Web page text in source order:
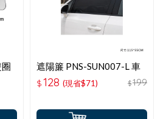
遮陽簾 PNS-SUN007-L 車
窗遮陽防蚊罩 L(RV車用)2
入
$128 (現省$71) $199